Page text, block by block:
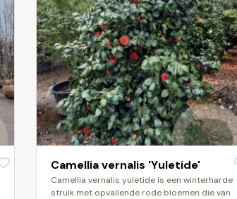
Camellia vernalis 'Yuletide'
camellia vernalis yuletide is een winterharde
struik met opvallende rode bloemen die van